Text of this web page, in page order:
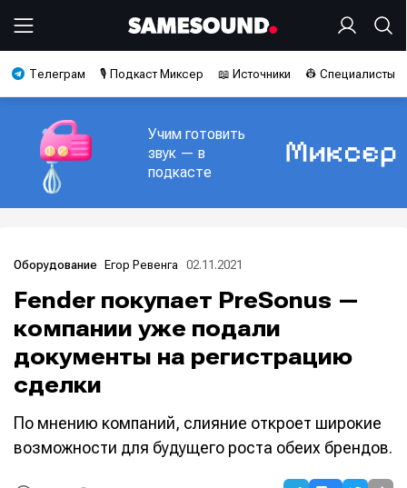
Телеграм 🎙️ Подкаст Миксер 📖 Источники 👷 Специалисты
Учим готовить
звук — в
подкасте
Оборудование Егор Ревенга 02.11.2021
Fender покупает PreSonus —
компании уже подали
документы на регистрацию
сделки
По мнению компаний, слияние откроет широкие
возможности для будущего роста обеих брендов.